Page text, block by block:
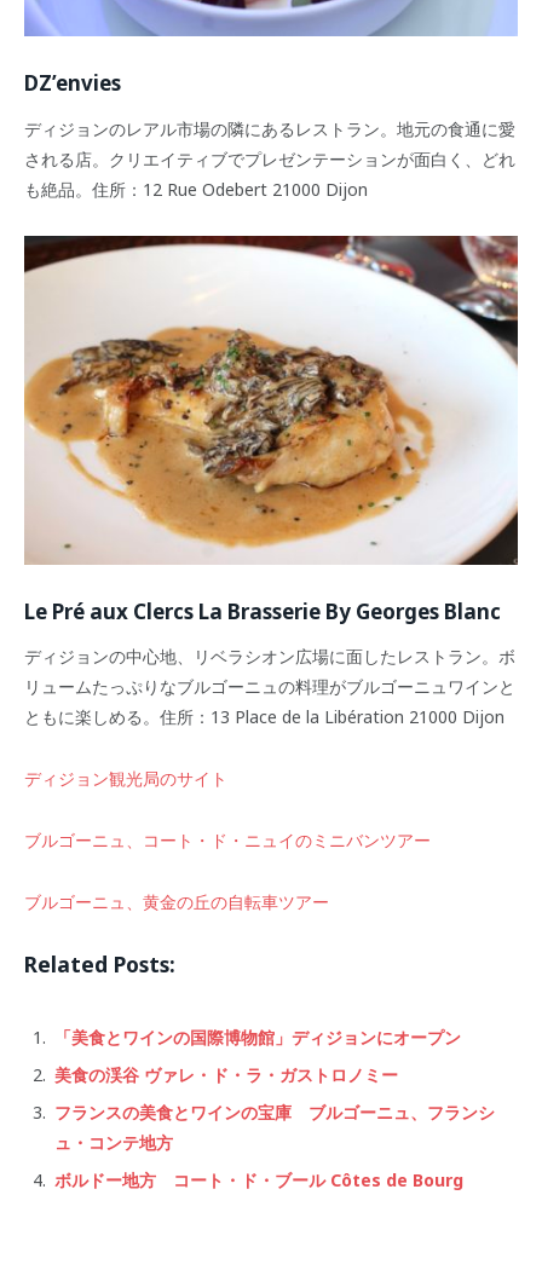
DZ’envies
ディジョンのレアル市場の隣にあるレストラン。地元の食通に愛
される店。クリエイティブでプレゼンテーションが面白く、どれ
も絶品。住所：12 Rue Odebert 21000 Dijon
Le Pré aux Clercs La Brasserie By Georges Blanc
ディジョンの中心地、リベラシオン広場に面したレストラン。ボ
リュームたっぷりなブルゴーニュの料理がブルゴーニュワインと
ともに楽しめる。住所：13 Place de la Libération 21000 Dijon
ディジョン観光局のサイト
ブルゴーニュ、コート・ド・ニュイのミニバンツアー
ブルゴーニュ、黄金の丘の自転車ツアー
Related Posts:
「美食とワインの国際博物館」ディジョンにオープン
美食の渓谷 ヴァレ・ド・ラ・ガストロノミー
フランスの美食とワインの宝庫 ブルゴーニュ、フランシ
ュ・コンテ地方
ボルドー地方 コート・ド・ブール Côtes de Bourg